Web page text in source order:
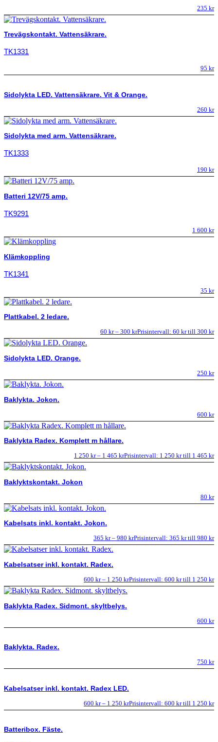
235 kr
Trevägskontakt. Vattensäkrare.
TK1331
95 kr
Sidolykta LED. Vattensäkrare. Vit & Orange.
260 kr
Sidolykta med arm. Vattensäkrare.
TK1333
190 kr
Batteri 12V/75 amp.
TK9291
1 600 kr
Klämkoppling
TK1341
35 kr
Plattkabel. 2 ledare.
60 kr – 300 krPrisintervall: 60 kr till 300 kr
Sidolykta LED. Orange.
250 kr
Baklykta. Jokon.
600 kr
Baklykta Radex. Komplett m hållare.
1 250 kr – 1 465 krPrisintervall: 1 250 kr till 1 465 kr
Baklyktskontakt. Jokon
80 kr
Kabelsats inkl. kontakt. Jokon.
365 kr – 980 krPrisintervall: 365 kr till 980 kr
Kabelsatser inkl. kontakt. Radex.
600 kr – 1 250 krPrisintervall: 600 kr till 1 250 kr
Baklykta Radex. Sidmont. skyltbelys.
600 kr
Baklykta. Radex.
750 kr
Kabelsatser inkl. kontakt. Radex LED.
600 kr – 1 250 krPrisintervall: 600 kr till 1 250 kr
Batteribox. Fäste.